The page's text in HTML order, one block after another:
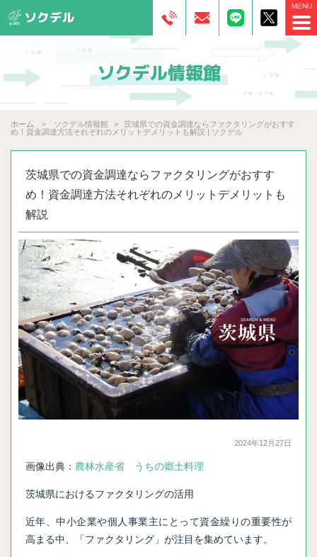
ソクデル情報館
ホーム ソクデル情報館
茨城県での資金調達ならファクタリングがおすす
め！資金調達方法それぞれのメリットデメリットも解説 | ソクデル
茨城県での資金調達ならファクタリングがおすす
め！資金調達方法それぞれのメリットデメリットも
解説
2024年12月27日
画像出典： 農林水産省 うちの郷土料理
茨城県におけるファクタリングの活用
近年、中小企業や個人事業主にとって資金繰りの重要性が
高まる中、「ファクタリング」が注目を集めています。